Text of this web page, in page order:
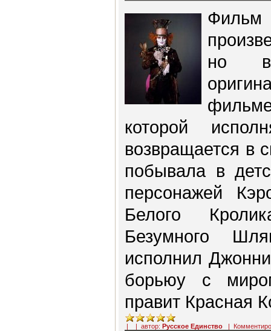
но в
которой
возвращается в
побывала в
персонажей
Белого
Безумного
исполнил
борьюу с
правит Красная
| | автор: Русское Единство |